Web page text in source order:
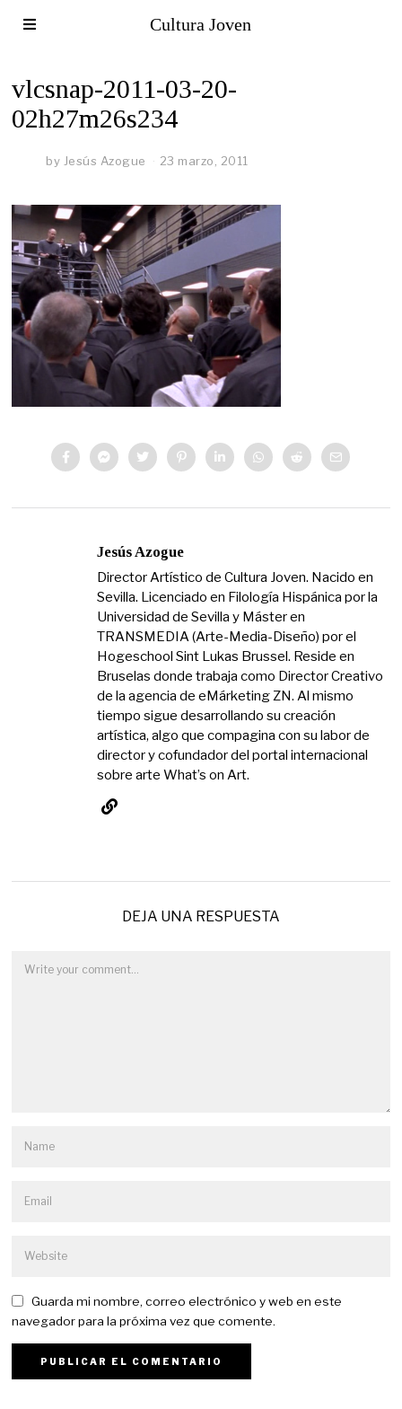
Cultura Joven
vlcsnap-2011-03-20-
02h27m26s234
by Jesús Azogue 23 marzo, 2011
Jesús Azogue
Director Artístico de Cultura Joven. Nacido en
Sevilla. Licenciado en Filología Hispánica por la
Universidad de Sevilla y Máster en
TRANSMEDIA (Arte-Media-Diseño) por el
Hogeschool Sint Lukas Brussel. Reside en
Bruselas donde trabaja como Director Creativo
de la agencia de eMárketing ZN. Al mismo
tiempo sigue desarrollando su creación
artística, algo que compagina con su labor de
director y cofundador del portal internacional
sobre arte What’s on Art.
DEJA UNA RESPUESTA
Guarda mi nombre, correo electrónico y web en este
navegador para la próxima vez que comente.